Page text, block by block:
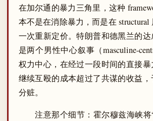
在加尔通的暴力三角里，这种
本不是在消除暴力，而是在
一次重新定价。特朗普和德黑兰的
是两个男性中心叙事（masculine-
权力中心，在经过一段时间的直接
继续互殴的成本超过了共谋的收益
分赃。
注意那个细节：霍尔穆兹海峡